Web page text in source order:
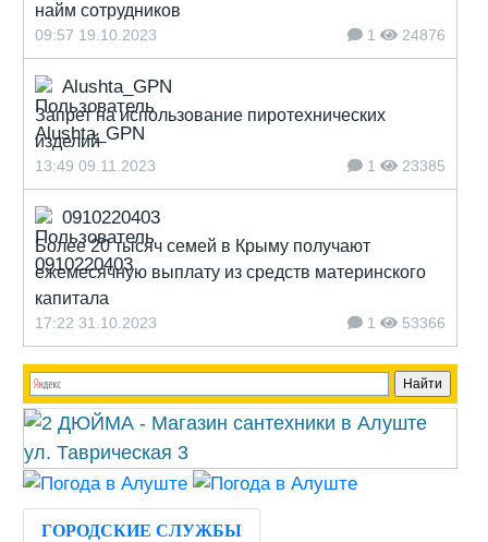
найм сотрудников
09:57 19.10.2023 1 24876
Alushta_GPN
Запрет на использование пиротехнических
изделий
13:49 09.11.2023 1 23385
0910220403
Более 20 тысяч семей в Крыму получают
ежемесячную выплату из средств материнского
капитала
17:22 31.10.2023 1 53366
ГОРОДСКИЕ СЛУЖБЫ